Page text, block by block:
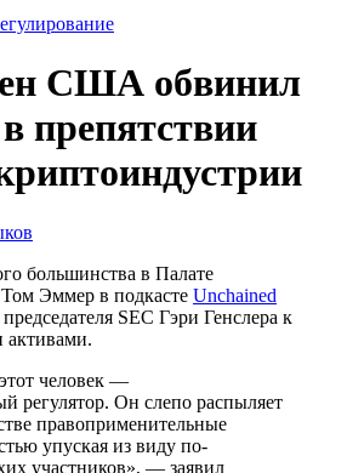
США обвинил
препятствии
большинства в Палате
Эммер в подкасте Unchained
SEC Гэри Генслера к
активами.
человек —
регулятор. Он слепо распыляет
правоприменительные
упуская из виду по-
участников», — заявил